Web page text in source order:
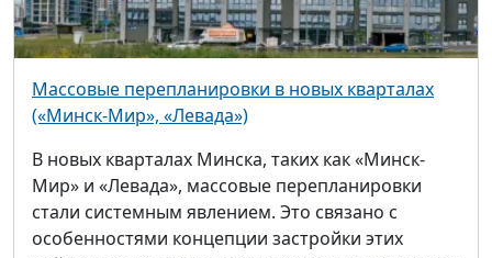
Массовые перепланировки в новых кварталах
(«Минск-Мир», «Левада»)
В новых кварталах Минска, таких как «Минск-
Мир» и «Левада», массовые перепланировки
стали системным явлением. Это связано с
особенностями концепции застройки этих